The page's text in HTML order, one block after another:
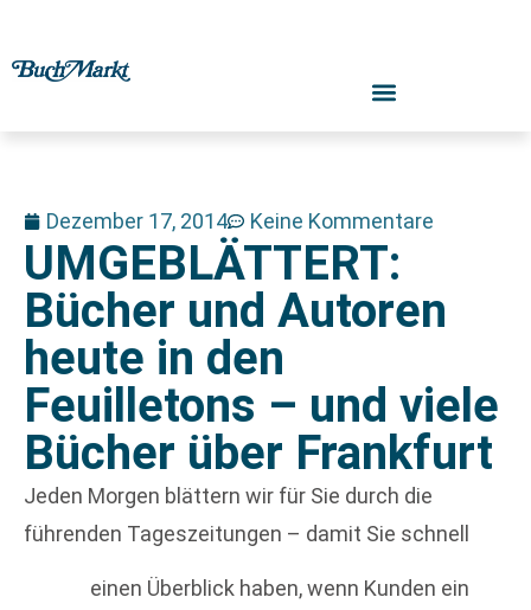
Dezember 17, 2014 Keine Kommentare
UMGEBLÄTTERT:
Bücher und Autoren
heute in den
Feuilletons – und viele
Bücher über Frankfurt
Jeden Morgen blättern wir für Sie durch die
führenden Tageszeitungen – damit Sie schnell
einen Überblick haben, wenn Kunden ein